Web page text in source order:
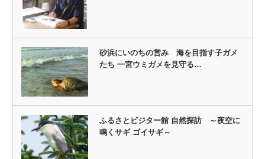
砂浜にいのちの営み 海を目指す子ガメ
たち 一宮ウミガメを見守る…
ふるさとビジター館 自然探訪 ～夜空に
鳴くサギ ゴイサギ～